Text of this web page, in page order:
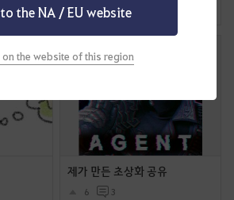
the NA / EU website
on the website of this region
5 2
제가 만든 초상화 공유
6 3